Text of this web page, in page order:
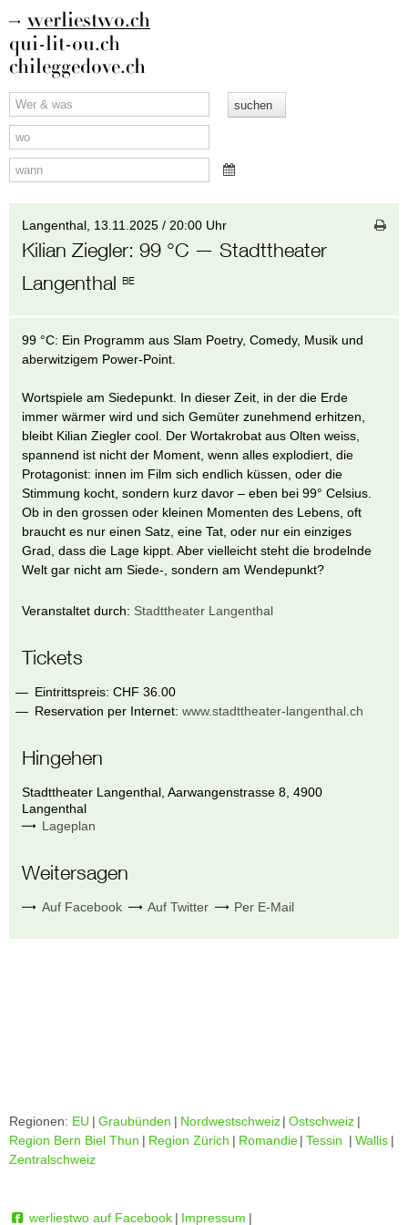
werliestwo.ch
qui-lit-ou.ch
chileggedove.ch
Langenthal, 13.11.2025 / 20:00 Uhr
Kilian Ziegler:99 °C — Stadttheater
LangenthalBE
99 °C: Ein Programm aus Slam Poetry, Comedy, Musik und
aberwitzigem Power-Point.
Wortspiele am Siedepunkt. In dieser Zeit, in der die Erde
immer wärmer wird und sich Gemüter zunehmend erhitzen,
bleibt Kilian Ziegler cool. Der Wortakrobat aus Olten weiss,
spannend ist nicht der Moment, wenn alles explodiert, die
Protagonist: innen im Film sich endlich küssen, oder die
Stimmung kocht, sondern kurz davor – eben bei 99° Celsius.
Ob in den grossen oder kleinen Momenten des Lebens, oft
braucht es nur einen Satz, eine Tat, oder nur ein einziges
Grad, dass die Lage kippt. Aber vielleicht steht die brodelnde
Welt gar nicht am Siede-, sondern am Wendepunkt?
Veranstaltet durch: Stadttheater Langenthal
Tickets
Eintrittspreis: CHF 36.00
Reservation per Internet:www.stadttheater-langenthal.ch
Hingehen
Stadttheater Langenthal ,Aarwangenstrasse 8 ,4900
Langenthal
Lageplan
Weitersagen
Auf Facebook Auf Twitter Per E-Mail
Regionen: EU | Graubünden | Nordwestschweiz | Ostschweiz |
Region Bern Biel Thun | Region Zürich | Romandie | Tessin | Wallis |
Zentralschweiz
werliestwo auf Facebook | Impressum |